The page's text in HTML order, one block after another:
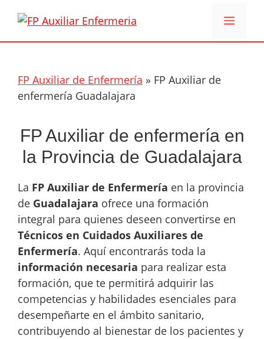
contenido
Menú
FP Auxiliar de Enfermería » FP Auxiliar de
enfermería Guadalajara
FP Auxiliar de enfermería en
la Provincia de Guadalajara
La FP Auxiliar de Enfermería en la provincia
de Guadalajara ofrece una formación
integral para quienes deseen convertirse en
Técnicos en Cuidados Auxiliares de
Enfermería. Aquí encontrarás toda la
información necesaria para realizar esta
formación, que te permitirá adquirir las
competencias y habilidades esenciales para
desempeñarte en el ámbito sanitario,
contribuyendo al bienestar de los pacientes y